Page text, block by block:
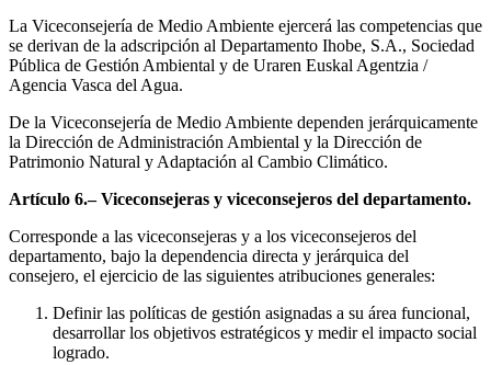
La Viceconsejería de Medio Ambiente ejercerá las competencias que
se derivan de la adscripción al Departamento Ihobe, S.A., Sociedad
Pública de Gestión Ambiental y de Uraren Euskal Agentzia /
Agencia Vasca del Agua.
De la Viceconsejería de Medio Ambiente dependen jerárquicamente
la Dirección de Administración Ambiental y la Dirección de
Patrimonio Natural y Adaptación al Cambio Climático.
Artículo 6.– Viceconsejeras y viceconsejeros del departamento.
Corresponde a las viceconsejeras y a los viceconsejeros del
departamento, bajo la dependencia directa y jerárquica del
consejero, el ejercicio de las siguientes atribuciones generales:
Definir las políticas de gestión asignadas a su área funcional,
desarrollar los objetivos estratégicos y medir el impacto social
logrado.